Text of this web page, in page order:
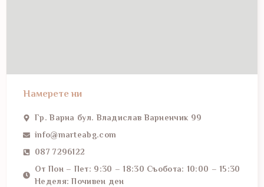
Намерете ни
Гр. Варна бул. Владислав Варненчик 99
info@marteabg.com
087 7296122
От Пон – Пет: 9:30 – 18:30 Съобота: 10:00 – 15:30
Неделя: Почивен ден